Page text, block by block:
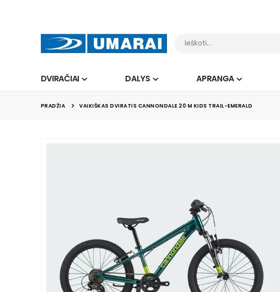
DVIRAČIAI DALYS APRANGA
PRADŽIA VAIKIŠKAS DVIRATIS CANNONDALE 20 M KIDS TRAIL-EMERALD